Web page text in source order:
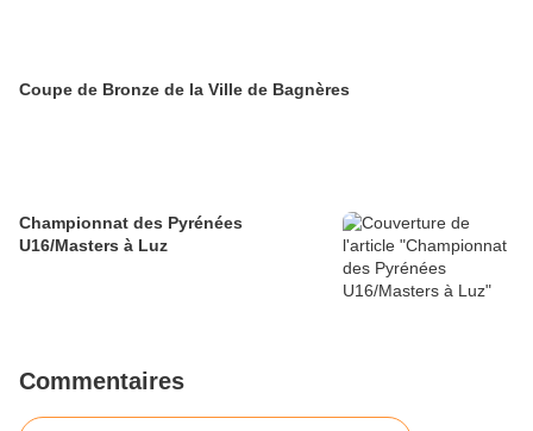
Coupe de Bronze de la Ville de Bagnères
Championnat des Pyrénées
U16/Masters à Luz
Commentaires